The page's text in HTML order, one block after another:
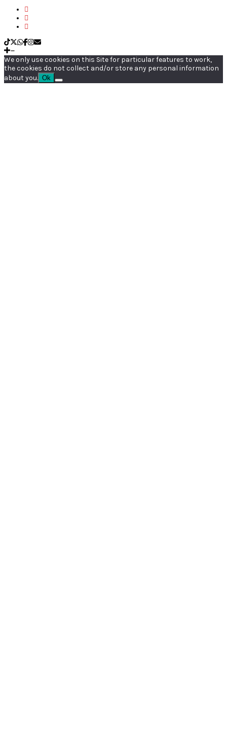
We only use cookies on this Site for particular features to work,
the cookies do not collect and/or store any personal information
about you. Ok